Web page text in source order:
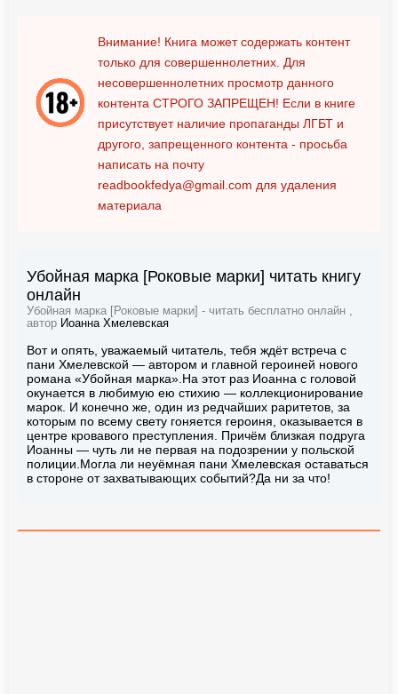
Внимание! Книга может содержать контент
только для совершеннолетних. Для
несовершеннолетних просмотр данного
контента СТРОГО ЗАПРЕЩЕН! Если в книге
присутствует наличие пропаганды ЛГБТ и
другого, запрещенного контента - просьба
написать на почту
readbookfedya@gmail.com для удаления
материала
Убойная марка [Роковые марки] читать книгу
онлайн
Убойная марка [Роковые марки] - читать бесплатно онлайн ,
автор Иоанна Хмелевская
Вот и опять, уважаемый читатель, тебя ждёт встреча с
пани Хмелевской — автором и главной героиней нового
романа «Убойная марка».На этот раз Иоанна с головой
окунается в любимую ею стихию — коллекционирование
марок. И конечно же, один из редчайших раритетов, за
которым по всему свету гоняется героиня, оказывается в
центре кровавого преступления. Причём близкая подруга
Иоанны — чуть ли не первая на подозрении у польской
полиции.Могла ли неуёмная пани Хмелевская оставаться
в стороне от захватывающих событий?Да ни за что!